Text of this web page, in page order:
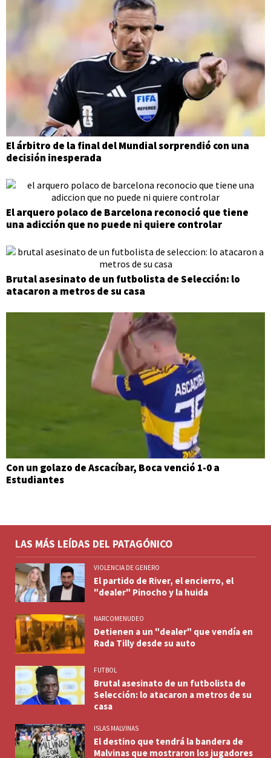
El árbitro de la final del Mundial sorprendió con una
decisión inesperada
El arquero polaco de Barcelona reconoció que tiene
una adicción que no puede ni quiere controlar
Brutal asesinato de un futbolista de Selección: lo
atacaron a metros de su casa
Con un golazo de Ascacíbar, Boca venció 1-0 a
Estudiantes
LAS MÁS LEÍDAS DEL PATAGÓNICO
VIOLENCIA DE GENERO
El partido de River, el encierro, el
"dealer" Pinocho y la huida
NARCOMENUDEO
Detienen a un "dealer" que vendía en
Rada Tilly desde su auto
FUTBOL
Brutal asesinato de un futbolista de
Selección: lo atacaron a metros de su
casa
ISLAS MALVINAS
El destino que tendrá la bandera de
Malvinas que mostraron los jugadores